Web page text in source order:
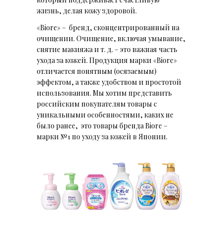
жизнь, делая кожу здоровой.
«Biore» – бренд, сконцентрированный на
очищении. Очищение, включая умывание,
снятие макияжа и т. д. – это важная часть
ухода за кожей. Продукция марки «Biore»
отличается понятным (осязаемым)
эффектом, а также удобством и простотой
использования. Мы хотим представить
российским покупателям товары с
уникальными особенностями, каких не
было ранее, это товары бренда Biore –
марки №1 по уходу за кожей в Японии.